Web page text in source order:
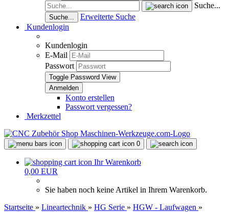
Suche...
Suche...
Erweiterte Suche
Kundenlogin
Kundenlogin
E-Mail
Passwort
Toggle Password View
Konto erstellen
Passwort vergessen?
Merkzettel
0
Ihr Warenkorb
0,00 EUR
Sie haben noch keine Artikel in Ihrem Warenkorb.
Startseite » Lineartechnik » HG Serie » HGW - Laufwagen »